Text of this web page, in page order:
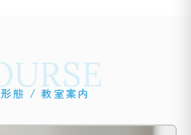
態 / 教室案内